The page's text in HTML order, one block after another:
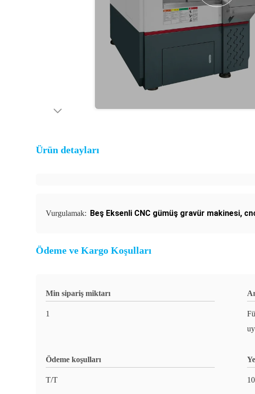
Ürün detayları
Vurgulamak: Beş Eksenli CNC gümüş gravür makinesi,
Ödeme ve Kargo Koşulları
Min sipariş miktarı
1
Ödeme koşulları
T/T